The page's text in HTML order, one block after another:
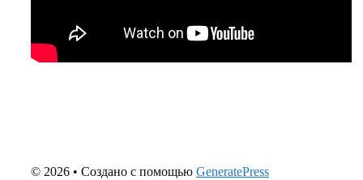
© 2026 • Создано с помощью GeneratePress